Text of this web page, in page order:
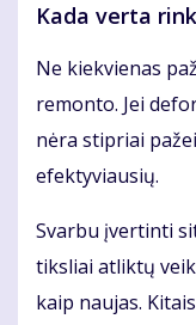
Kada verta
Ne kiekvienas
remonto. Jei
nėra stipriai
efektyviausių.
Svarbu įvertinti
tiksliai atliktų
kaip naujas.